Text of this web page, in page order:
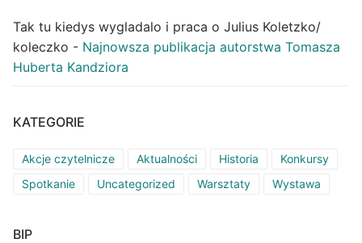
Tak tu kiedys wygladalo i praca o Julius Koletzko/
koleczko - Najnowsza publikacja autorstwa Tomasza
Huberta Kandziora
KATEGORIE
Akcje czytelnicze Aktualności Historia
Konkursy
Spotkanie
Uncategorized Warsztaty Wystawa
BIP